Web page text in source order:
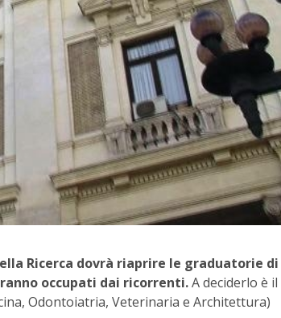
Ricerca dovrà riaprire le graduatorie di
occupati dai ricorrenti.A deciderlo è il
Odontoiatria, Veterinaria e Architettura)